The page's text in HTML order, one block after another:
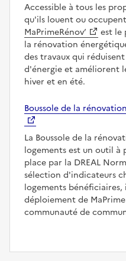
Accessible à tous les
qu'ils louent ou
MaPrimeRénov’
est le
la rénovation
des travaux qui
d'énergie et améliorent
hiver et en été.
Boussole de la
La Boussole de la
logements est un outil à
place par la DREAL
sélection d'indicateurs
logements
déploiement de
communauté de